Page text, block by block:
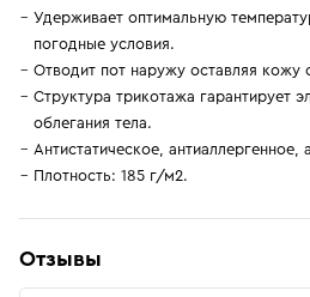
Удерживает оптимальную
погодные условия.
Отводит пот наружу оставляя кожу
Структура трикотажа гарантирует
облегания тела.
Антистатическое, антиаллергенное,
Плотность: 185 г/м2.
Отзывы